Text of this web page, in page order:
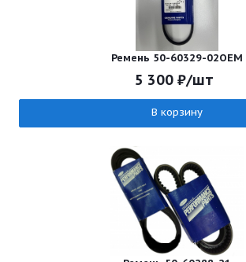
Ремень 50-60329-02OEM
5 300₽/шт
В корзину